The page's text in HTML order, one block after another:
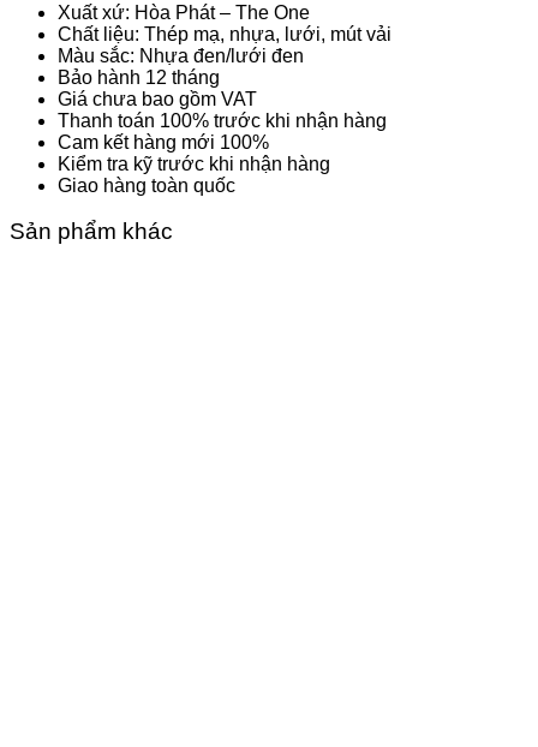
Xuất xứ: Hòa Phát – The One
Chất liệu: Thép mạ, nhựa, lưới, mút vải
Màu sắc: Nhựa đen/lưới đen
Bảo hành 12 tháng
Giá chưa bao gồm VAT
Thanh toán 100% trước khi nhận hàng
Cam kết hàng mới 100%
Kiểm tra kỹ trước khi nhận hàng
Giao hàng toàn quốc
Sản phẩm khác